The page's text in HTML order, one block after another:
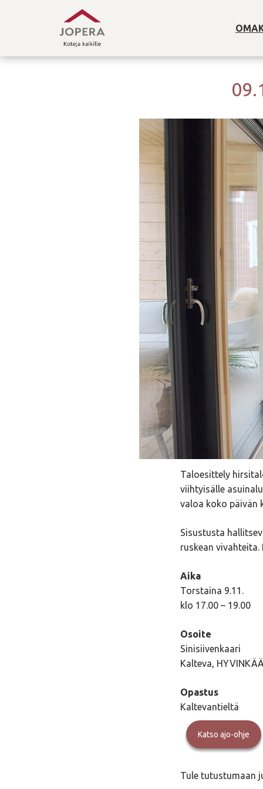
Taloesittely
viihtyisälle
valoa koko päivän
Sisustusta
ruskean
Aika
Torstaina 9.11.
klo 17.00 – 19.00
Osoite
Sinisiivenkaari
Kalteva, HYVINKÄÄ
Opastus
Kaltevantieltä
Katso ajo-ohje
Tule tutustumaan